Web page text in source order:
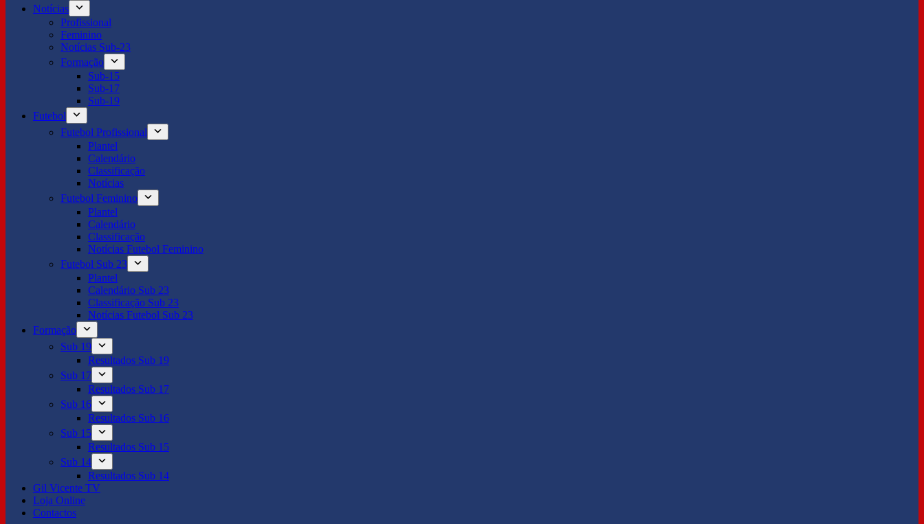
Notícias
Profissional
Feminino
Notícias Sub-23
Formação
Sub-15
Sub-17
Sub-19
Futebol
Futebol Profissional
Plantel
Calendário
Classificação
Notícias
Futebol Feminino
Plantel
Calendário
Classificação
Notícias Futebol Feminino
Futebol Sub 23
Plantel
Calendário Sub 23
Classificação Sub 23
Notícias Futebol Sub 23
Formação
Sub 19
Resultados Sub 19
Sub 17
Resultados Sub 17
Sub 16
Resultados Sub 16
Sub 15
Resultados Sub 15
Sub 14
Resultados Sub 14
Gil Vicente TV
Loja Online
Contactos